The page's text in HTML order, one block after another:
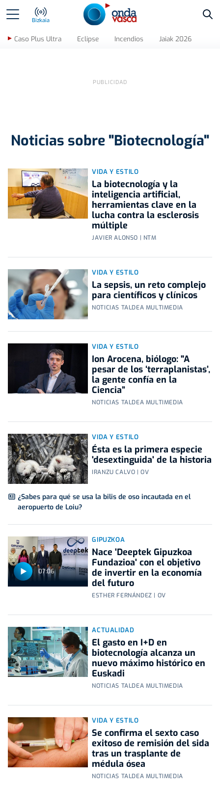
Bizkaia
Caso Plus Ultra Eclipse Incendios Jaiak 2026
Noticias sobre "Biotecnología"
VIDA Y ESTILO
La biotecnología y la
inteligencia artificial,
herramientas clave en la
lucha contra la esclerosis
múltiple
JAVIER ALONSO | NTM
VIDA Y ESTILO
La sepsis, un reto complejo
para científicos y clínicos
NOTICIAS TALDEA MULTIMEDIA
VIDA Y ESTILO
Ion Arocena, biólogo: "A
pesar de los ‘terraplanistas’,
la gente confía en la
Ciencia”
NOTICIAS TALDEA MULTIMEDIA
VIDA Y ESTILO
Ésta es la primera especie
'desextinguida' de la historia
IRANZU CALVO | OV
¿Sabes para qué se usa la bilis de oso incautada en el
aeropuerto de Loiu?
07:06
GIPUZKOA
Nace 'Deeptek Gipuzkoa
Fundazioa' con el objetivo
de invertir en la economía
del futuro
ESTHER FERNÁNDEZ | OV
ACTUALIDAD
El gasto en I+D en
biotecnología alcanza un
nuevo máximo histórico en
Euskadi
NOTICIAS TALDEA MULTIMEDIA
VIDA Y ESTILO
Se confirma el sexto caso
exitoso de remisión del sida
tras un trasplante de
médula ósea
NOTICIAS TALDEA MULTIMEDIA